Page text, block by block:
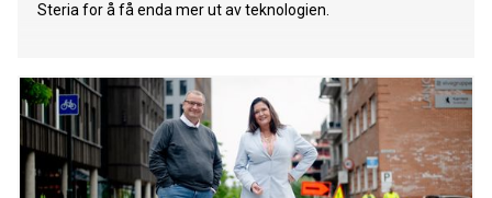
Steria for å få enda mer ut av teknologien.